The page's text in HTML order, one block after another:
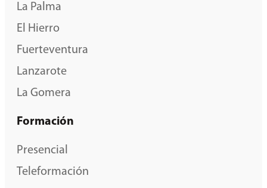
La Palma
El Hierro
Fuerteventura
Lanzarote
La Gomera
Formación
Presencial
Teleformación